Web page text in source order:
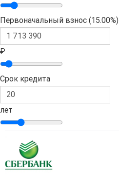
Первоначальный взнос (15.00%)
₽
Срок кредита
лет